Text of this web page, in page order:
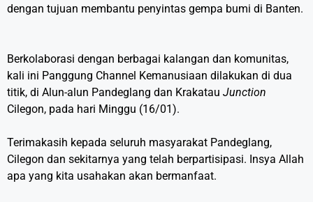
dengan tujuan membantu penyintas gempa bumi di Banten.
Berkolaborasi dengan berbagai kalangan dan komunitas,
kali ini Panggung Channel Kemanusiaan dilakukan di dua
titik, di Alun-alun Pandeglang dan Krakatau Junction
Cilegon, pada hari Minggu (16/01).
Terimakasih kepada seluruh masyarakat Pandeglang,
Cilegon dan sekitarnya yang telah berpartisipasi. Insya Allah
apa yang kita usahakan akan bermanfaat.